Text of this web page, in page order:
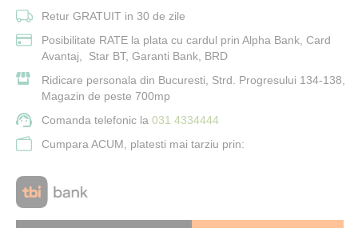
Retur GRATUIT in 30 de zile
Posibilitate RATE la plata cu cardul prin Alpha Bank, Card
Avantaj, Star BT, Garanti Bank, BRD
Ridicare personala din Bucuresti, Strd. Progresului 134-138,
Magazin de peste 700mp
Comanda telefonic la 031 4334444
Cumpara ACUM, platesti mai tarziu prin: